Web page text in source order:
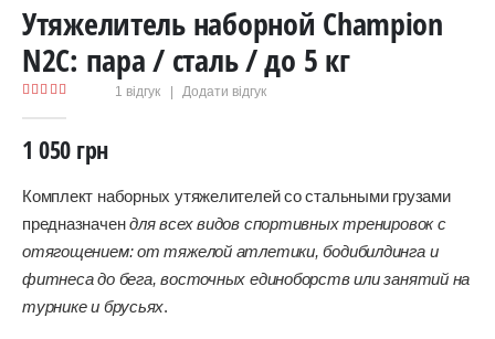
Утяжелитель наборной Champion
N2C: пара / сталь / до 5 кг
1 відгук Додати відгук
1 050грн
Комплект наборных утяжелителей со стальными грузами
предназначендля всех видов спортивных тренировок с
отягощением: от тяжелой атлетики, бодибилдинга и
фитнеса до бега, восточных единоборств или занятий на
турнике и брусьях.